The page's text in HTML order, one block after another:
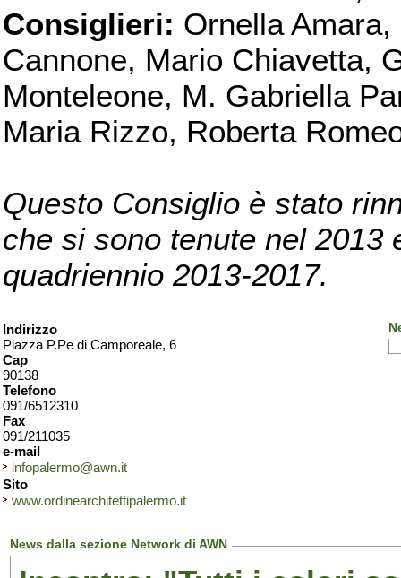
Consiglieri: Ornella
Cannone, Mario Chiavetta,
Monteleone, M. Gabriella
Maria Rizzo, Roberta
Questo Consiglio è stato
che si sono tenute nel 2013
quadriennio 2013-2017.
Indirizzo
Piazza P.Pe di Camporeale, 6
Cap
90138
Telefono
091/6512310
Fax
091/211035
e-mail
infopalermo@awn.it
Sito
www.ordinearchitettipalermo.it
News dalla sezione Network di AWN